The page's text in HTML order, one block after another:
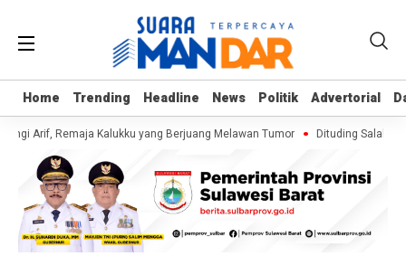
Home Trending Headline News Politik Advertorial
Home Trending Headline News Politik Advertorial
Arif, Remaja Kalukku yang Berjuang Melawan Tumor Dituding